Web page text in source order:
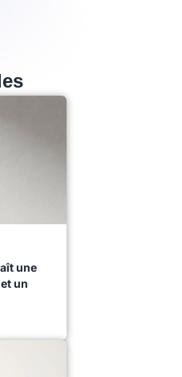
une
un